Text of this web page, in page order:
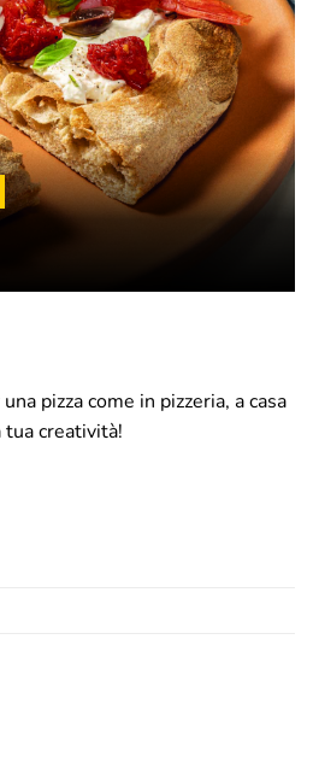
pizza come in pizzeria, a casa
creatività!